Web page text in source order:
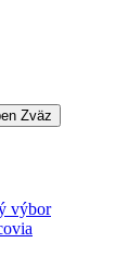
Zväz
výbor